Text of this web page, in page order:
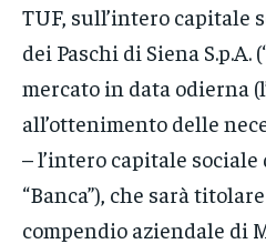
TUF, sull’intero capitale
dei Paschi di Siena S.p.A.
mercato in data odierna
all’ottenimento delle
– l’intero capitale sociale
“Banca”), che sarà
compendio aziendale di